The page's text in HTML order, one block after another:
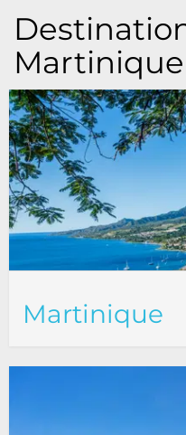
Martinique
Martinique